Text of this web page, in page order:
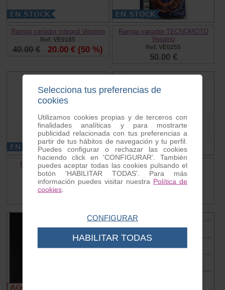
Rampa variador integral Vespino
Ref. VE0185
40.00 € 20.00 € (50 %)
Rampa variador TECNOMOTO
Vespino
Ref. VE0255
50.00 €
Reenvio cuentakilometros
Vespino
Ref. VE0303
44.80 €
Reenvio cuentakilometros
Vespino
Ref. VE0304
Selecciona tus preferencias de
cookies
Utilizamos cookies propias y de terceros con
finalidades analíticas y para mostrarte
publicidad relacionada con tus preferencias a
partir de tus hábitos de navegación y tu perfil.
Puedes configurar o rechazar las cookies
haciendo click en 'CONFIGURAR'. También
puedes aceptar todas las cookies pulsando el
botón 'HABILITAR TODAS'. Para más
información puedes visitar nuestra Política de
cookies.
CONFIGURAR
HABILITAR TODAS